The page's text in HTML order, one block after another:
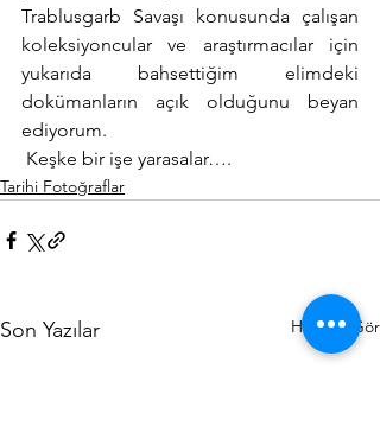
Trablusgarb Savaşı konusunda çalışan
koleksiyoncular ve araştırmacılar için
yukarıda bahsettiğim elimdeki
dokümanların açık olduğunu beyan
ediyorum.
Keşke bir işe yarasalar….
Tarihi Fotoğraflar
Son Yazılar Hepsini Gör